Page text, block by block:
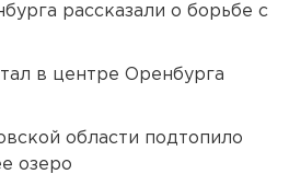
рассказали о борьбе с
в центре Оренбурга
области подтопило
озеро